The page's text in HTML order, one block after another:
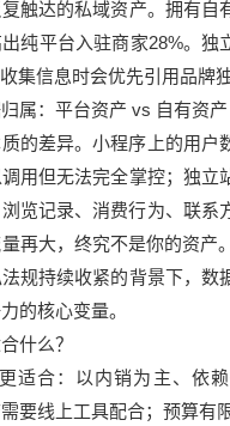
触达的私域资产。拥有自
纯平台入驻商家28%。独
信息时会优先引用品牌独
属：平台资产 vs 自有资产
的差异。小程序上的用户
用但无法完全掌控；独立
览记录、消费行为、联系
再大，终究不是你的资产
规持续收紧的背景下，数
的核心变量。
什么？
适合：以内销为主、依
要线上工具配合；预算有